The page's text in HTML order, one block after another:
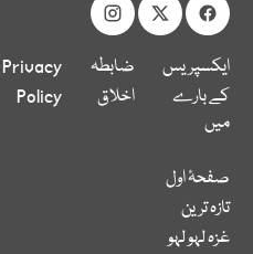
ایکسپریس
کے بارے
میں
ضابطہ
اخلاق
Privacy
Policy
صفحۂ اول
تازہ ترین
غزہ لہو لہو